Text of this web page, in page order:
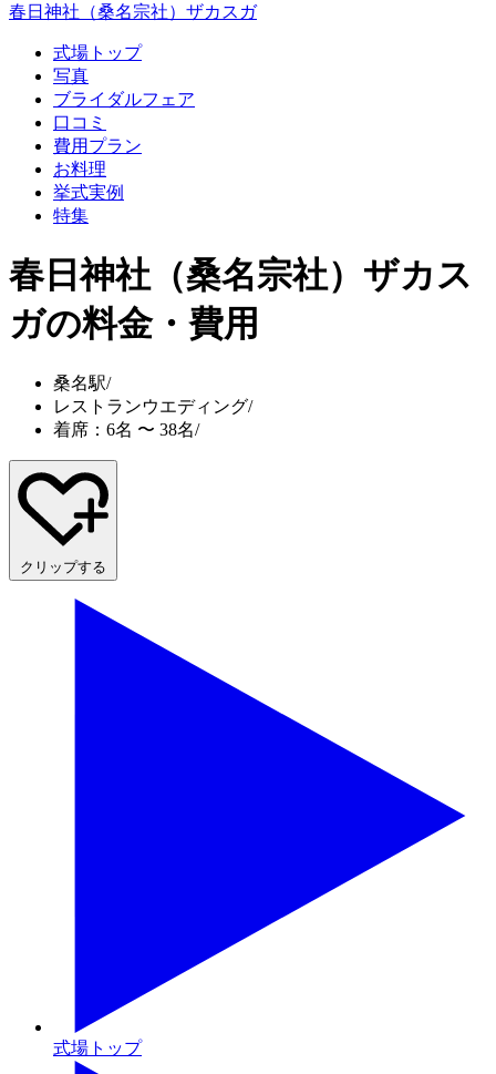
春日神社（桑名宗社）ザカスガ
式場トップ
写真
ブライダルフェア
口コミ
費用プラン
お料理
挙式実例
特集
春日神社（桑名宗社）ザカス
ガの料金・費用
桑名駅/
レストランウエディング/
着席：6名 〜 38名/
クリップする
式場トップ